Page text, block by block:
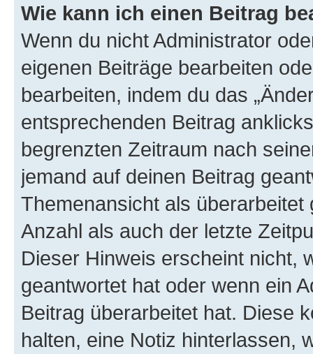
Wie kann ich einen Beitrag
Wenn du nicht Administrator
eigenen Beiträge bearbeiten
bearbeiten, indem du das
entsprechenden Beitrag
begrenzten Zeitraum nach
jemand auf deinen Beitrag
Themenansicht als
Anzahl als auch der letzte
Dieser Hinweis erscheint nicht,
geantwortet hat oder wenn ein
Beitrag überarbeitet hat. Diese
halten, eine Notiz hinterlassen,